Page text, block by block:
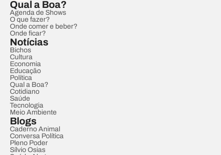
Qual a Boa?
Agenda de Shows
O que fazer?
Onde comer e beber?
Onde ficar?
Notícias
Bichos
Cultura
Economia
Educação
Política
Qual a Boa?
Cotidiano
Saúde
Tecnologia
Meio Ambiente
Blogs
Caderno Animal
Conversa Política
Pleno Poder
Sílvio Osias